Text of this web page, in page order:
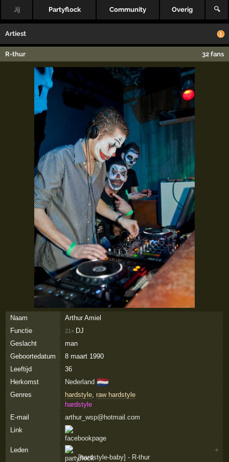
Jij Partyflock Community Overig 🔍
Artiest
R-thur 32 fans
Naam
Arthur Amiel
Functie
21× DJ
Geslacht
man
Geboortedatum
8 maart 1990
Leeftijd
36
Herkomst
Nederland 🇳🇱
Genres hardstyle, raw hardstyle
hardstyle
E-mail
arthur_wsp@hotmail.com
Link
Leden
+
[hardstyle-baby] - R-thur